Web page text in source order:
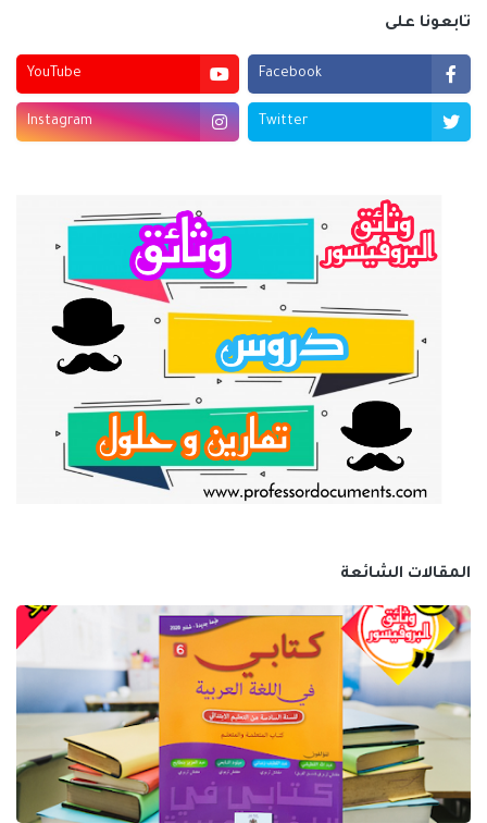
تابعونا على
Facebook
YouTube
Twitter
Instagram
المقالات الشائعة